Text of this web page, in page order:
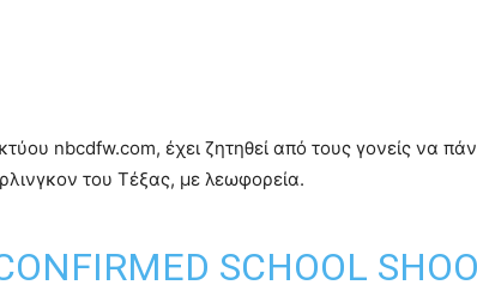
nbcdfw.com, έχει ζητηθεί από τους γονείς να
του Τέξας, με λεωφορεία.
SCHOOL